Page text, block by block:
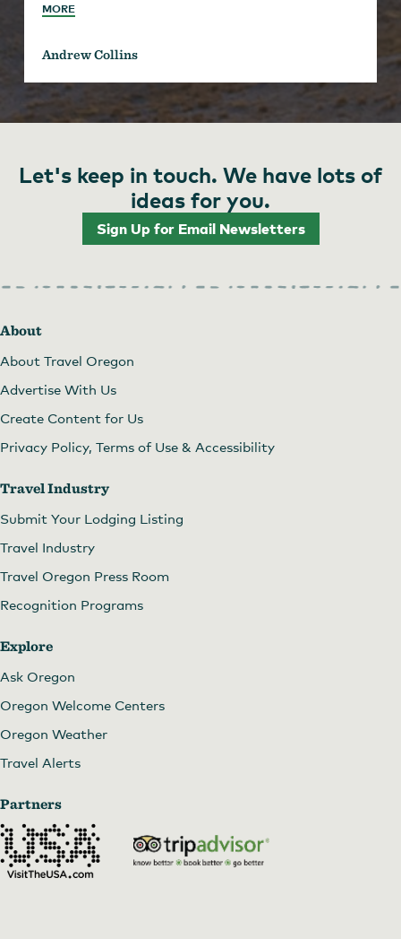
MORE
Andrew Collins
Let's keep in touch. We have lots of
ideas for you.
Sign Up for Email Newsletters
About
About Travel Oregon
Advertise With Us
Create Content for Us
Privacy Policy, Terms of Use & Accessibility
Travel Industry
Submit Your Lodging Listing
Travel Industry
Travel Oregon Press Room
Recognition Programs
Explore
Ask Oregon
Oregon Welcome Centers
Oregon Weather
Travel Alerts
Partners